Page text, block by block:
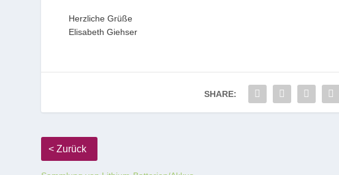
Herzliche Grüße
Elisabeth Giehser
SHARE: